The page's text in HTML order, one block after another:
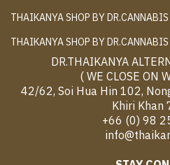
THAIKANYA SHOP BY
THAIKANYA SHOP BY
DR.THAIKANYA
( WE CLOSE ON
42/62, Soi Hua Hin 102,
Khiri Khan
+66 (0) 98